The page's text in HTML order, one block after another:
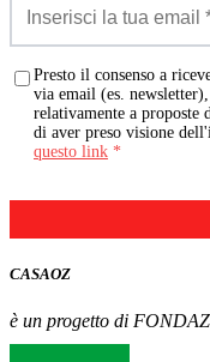
Presto il consenso a
via email (es. newsletter),
relativamente a
di aver preso visione
questo link *
CASAOZ
è un progetto di